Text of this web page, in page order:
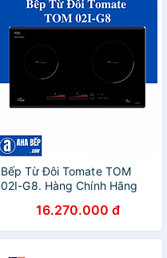
Bếp Từ Đôi Tomate TOM
02I-G8. Hàng Chính Hãng
16.270.000 đ